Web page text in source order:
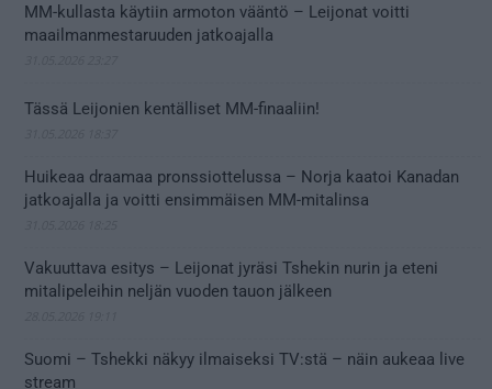
MM-kullasta käytiin armoton vääntö – Leijonat voitti
maailmanmestaruuden jatkoajalla
Tässä Leijonien kentälliset MM-finaaliin!
Huikeaa draamaa pronssiottelussa – Norja kaatoi Kanadan
jatkoajalla ja voitti ensimmäisen MM-mitalinsa
Vakuuttava esitys – Leijonat jyräsi Tshekin nurin ja eteni
mitalipeleihin neljän vuoden tauon jälkeen
Suomi – Tshekki näkyy ilmaiseksi TV:stä – näin aukeaa live
stream